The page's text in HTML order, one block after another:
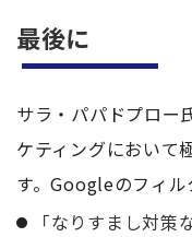
最後に
サラ・パパドプロー
ケティングにおいて
す。Googleのフィ
「なりすまし対策